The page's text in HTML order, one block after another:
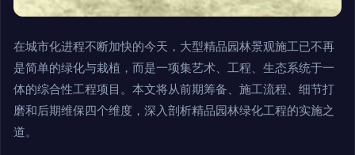
在城市化进程不断加快的今天，大型精品园林景观施工已不再
是简单的绿化与栽植，而是一项集艺术、工程、生态系统于一
体的综合性工程项目。本文将从前期筹备、施工流程、细节打
磨和后期维保四个维度，深入剖析精品园林绿化工程的实施之
道。